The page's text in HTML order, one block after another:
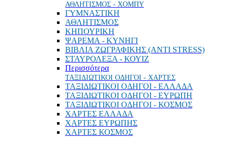
ΑΘΛΗΤΙΣΜΟΣ - ΧΟΜΠΥ
ΓΥΜΝΑΣΤΙΚΗ
ΑΘΛΗΤΙΣΜΟΣ
ΚΗΠΟΥΡΙΚΗ
ΨΑΡΕΜΑ - ΚΥΝΗΓΙ
ΒΙΒΛΙΑ ΖΩΓΡΑΦΙΚΗΣ (ANTI STRESS)
ΣΤΑΥΡΟΛΕΞΑ - ΚΟΥΙΖ
Περισσότερα
ΤΑΞΙΔΙΩΤΙΚΟΙ ΟΔΗΓΟΙ - ΧΑΡΤΕΣ
ΤΑΞΙΔΙΩΤΙΚΟΙ ΟΔΗΓΟΙ - ΕΛΛΑΔΑ
ΤΑΞΙΔΙΩΤΙΚΟΙ ΟΔΗΓΟΙ - ΕΥΡΩΠΗ
ΤΑΞΙΔΙΩΤΙΚΟΙ ΟΔΗΓΟΙ - ΚΟΣΜΟΣ
ΧΑΡΤΕΣ ΕΛΛΑΔΑ
ΧΑΡΤΕΣ ΕΥΡΩΠΗΣ
ΧΑΡΤΕΣ ΚΟΣΜΟΣ